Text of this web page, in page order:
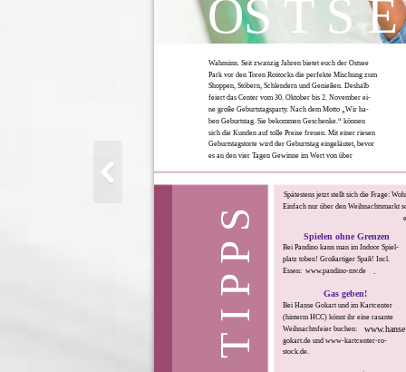
Wahnsinn. Seit zwanzig Jahren bietet euch der Ostsee
Park vor den Toren Rostocks die perfekte Mischung zum
Shoppen, Stöbern, Schlendern und Genießen. Deshalb
feiert das Center vom 30. Oktober bis 2. November ei-
ne große Geburtstagsparty. Nach dem Motto „Wir ha-
ben Geburtstag. Sie bekommen Geschenke.“ können
sich die Kunden auf tolle Preise freuen. Mit einer riesen
Geburtstagstorte wird der Geburtstag eingeläutet, bevor
es an den vier Tagen Gewinne im Wert von über
Spätestens jetzt stellt sich die Frage:
Einfach nur über den Weihnachtsmarkt
Spielen ohne Grenzen
Bei Pandino kann man im Indoor Spiel-
platz toben! Großartiger Spaß! Incl.
Essen: www.pandino-mv.de
Gas geben!
Bei Hanse Gokart und im Kartcenter
(hinterm HCC) könnt ihr eine rasante
Weihnachtsfeier buchen:
www.hanse-
gokart.de und www-kartcenter-ro-
stock.de.
OS T S
T I P P S